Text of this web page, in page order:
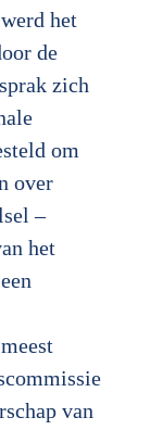
het
de
zich
om
over
–
het
van